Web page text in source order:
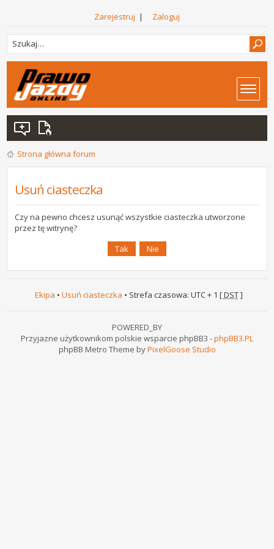
Zarejestruj | Zaloguj
Strona główna forum
Usuń ciasteczka
Czy na pewno chcesz usunąć wszystkie ciasteczka utworzone
przez tę witrynę?
Ekipa • Usuń ciasteczka • Strefa czasowa: UTC + 1 [DST]
POWERED_BY
Przyjazne użytkownikom polskie wsparcie phpBB3 -phpBB3.PL
phpBB Metro Theme byPixelGoose Studio